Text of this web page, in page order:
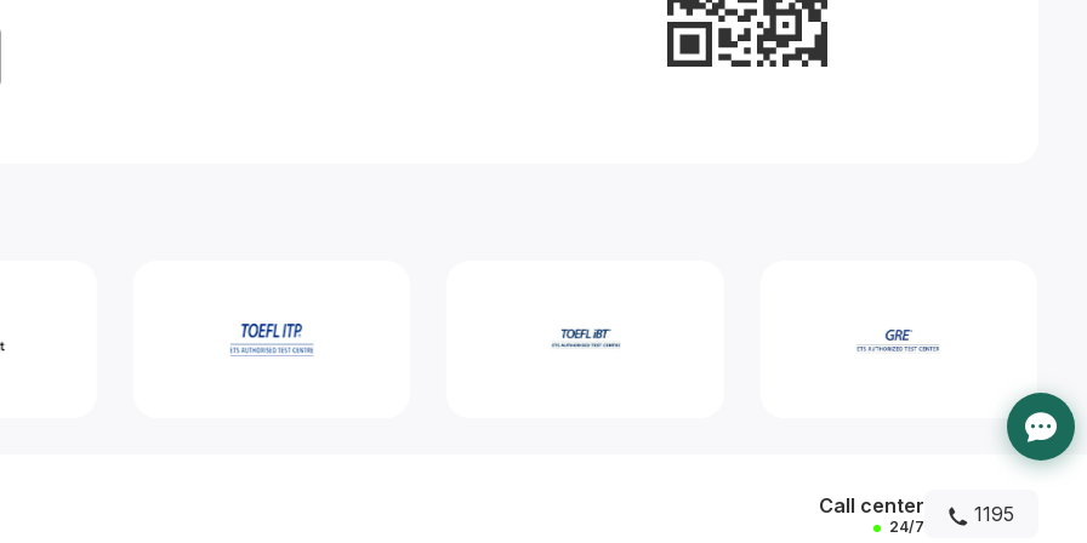
Call center
24/7 1195